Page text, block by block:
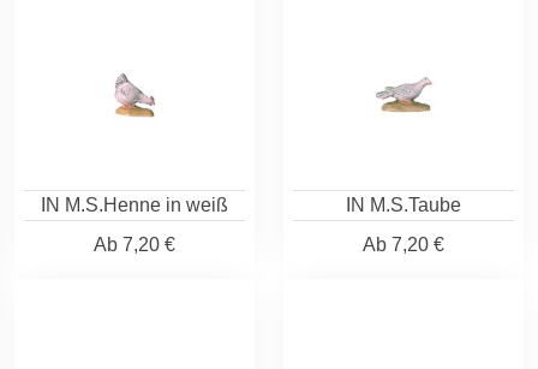
IN M.S.Henne in weiß
Ab 7,20 €
IN M.S.Taube
Ab 7,20 €